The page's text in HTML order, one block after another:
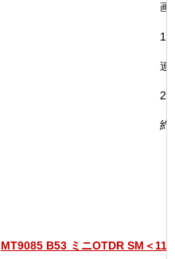
画
連
約
MT9085 B53 ミニOTDR SM＜